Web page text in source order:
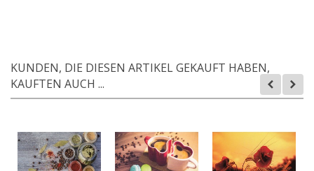
KUNDEN, DIE DIESEN ARTIKEL GEKAUFT HABEN,
KAUFTEN AUCH ...